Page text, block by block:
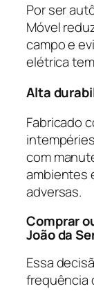
Por ser
Móvel
campo e
elétrica
Alta
Fabricado
com
ambientes
adversas.
Comprar
João da
Essa
frequência